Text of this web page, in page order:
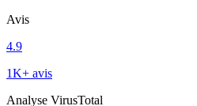
Avis
4.9
1K+ avis
Analyse VirusTotal